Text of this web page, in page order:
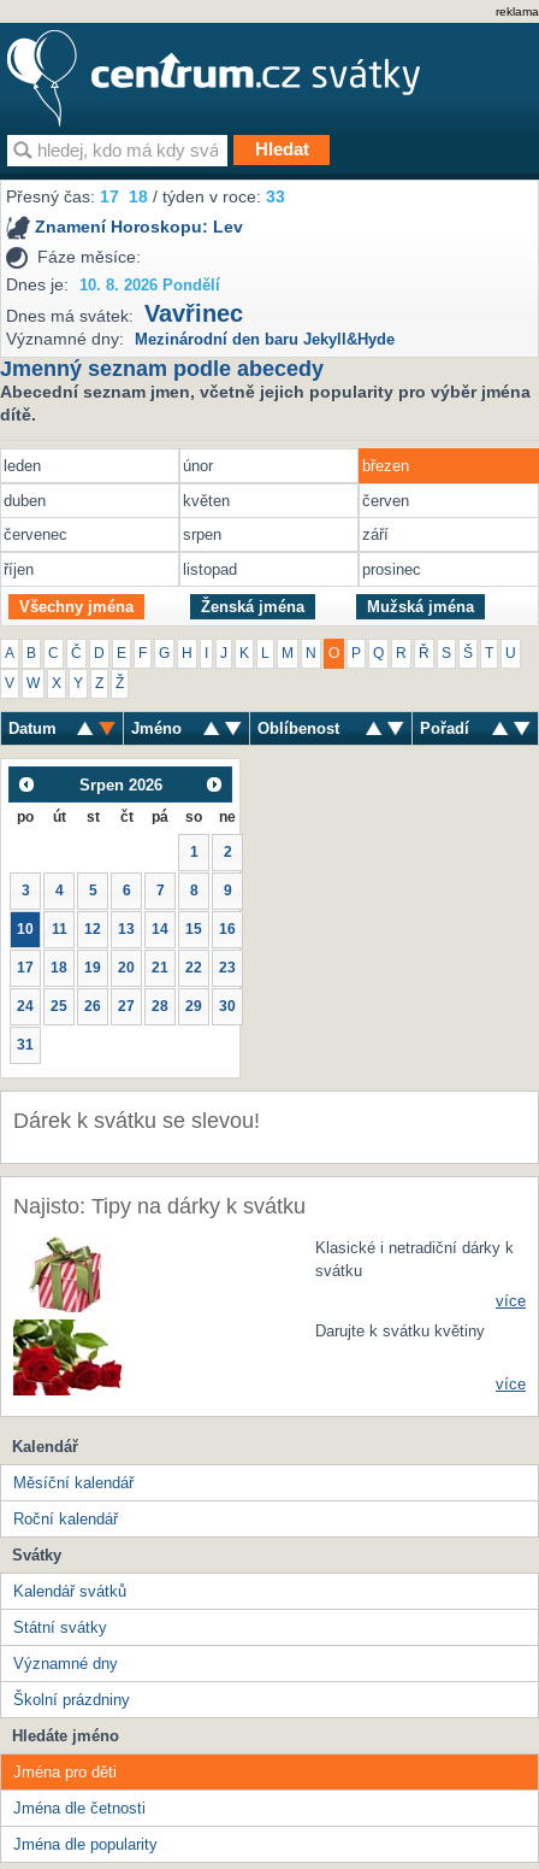
reklama
Přesný čas:17 18 / týden v roce:33
Znamení Horoskopu: Lev
Fáze měsíce:
Dnes je:
10. 8. 2026 Pondělí
Dnes má svátek: Vavřinec
Významné dny: Mezinárodní den baru Jekyll&Hyde
Jmenný seznam podle abecedy
Abecední seznam jmen, včetně jejich popularity pro výběr jména
dítě.
leden únor
březen
duben
květen
červen
červenec
srpen
září
říjen
listopad prosinec
Všechny jména Ženská jména Mužská jména
A B C Č D E F G H J K M N O P Q R Ř S Š U
V W X Y Z Ž
Datum Jméno Oblíbenost Pořadí
Srpen 2026
po út st čt pá so ne
1 2
3 4 5 6 7 8 9
10 11 12 13 14 15 16
17 18 19 20 21 22 23
24 25 26 27 28 29 30
31
Dárek k svátku se slevou!
Najisto: Tipy na dárky k svátku
Klasické i netradiční dárky k
svátku
více
Darujte k svátku květiny
více
Kalendář
Měsíční kalendář
Roční kalendář
Svátky
Kalendář svátků
Státní svátky
Významné dny
Školní prázdniny
Hledáte jméno
Jména pro děti
Jména dle četnosti
Jména dle popularity